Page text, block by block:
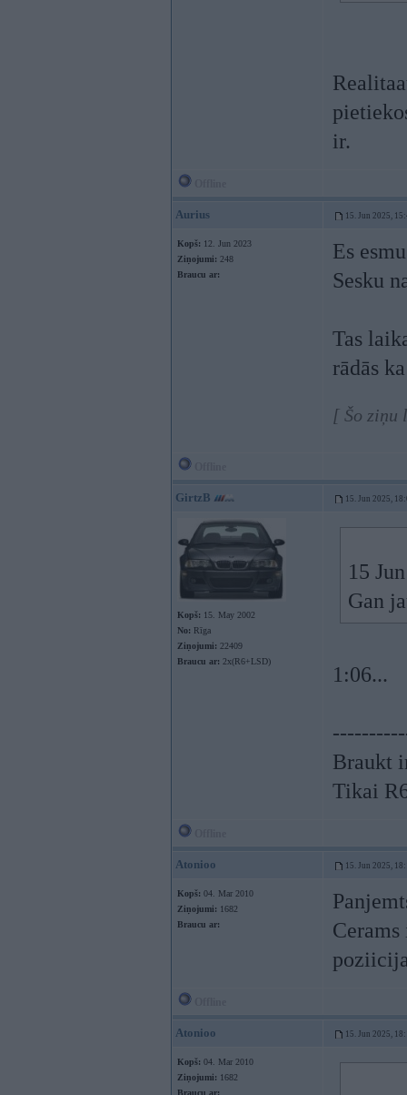
ir.
Aurius 15. Jun 2025,
Kopš: 12. Jun 2023
Ziņojumi: 248
Braucu ar:
Es
Sesku
Tas
rādās
[ Šo ziņu
GirtzB 15. Jun 2025,
Kopš: 15. May 2002
No: Rīga
Ziņojumi: 22409
Braucu ar: 2x(R6+LSD)
15
Gan
1:06...
Braukt
Tikai
Atonioo 15. Jun 2025,
Kopš: 04. Mar 2010
Ziņojumi: 1682
Braucu ar:
Atonioo 15. Jun 2025,
Kopš: 04. Mar 2010
Ziņojumi: 1682
Braucu ar: